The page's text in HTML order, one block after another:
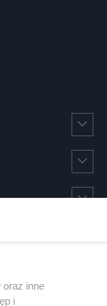
oraz inne
i